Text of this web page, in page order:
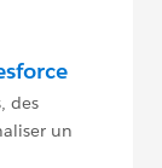
des
un